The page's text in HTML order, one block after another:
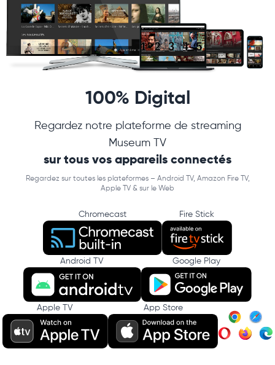
100% Digital
Regardez notre plateforme de streaming
Museum TV
sur tous vos appareils connectés
Regardez sur toutes les plateformes – Android TV, Amazon Fire TV,
Apple TV & sur le Web
Chromecast Fire Stick
Android TV Google Play
Apple TV App Store